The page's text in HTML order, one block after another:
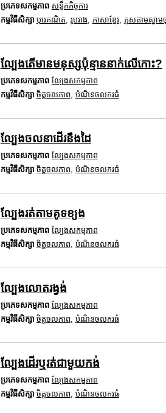
ប្រភេទសកម្មភាព សន្លឹកកិច្ចការ
កម្មវិធីសិក្សា បុរេគណិត រូបរាង ភាសាខ្មែរ, គូសតាមស្នាម
ល្បែងតើមានមនុស្សប៉ុន្មាននាក់លើកោះ?
ប្រភេទសកម្មភាព ល្បែងសកម្មភាព
កម្មវិធីសិក្សា ចិត្តចលភាព បំណិនចលករធំ
ល្បែងចលនាដើរនឹងដៃ
ប្រភេទសកម្មភាព ល្បែងសកម្មភាព
កម្មវិធីសិក្សា ចិត្តចលភាព បំណិនចលករធំ
ល្បែងរត់តាមគូទខ្យង
ប្រភេទសកម្មភាព ល្បែងសកម្មភាព
កម្មវិធីសិក្សា ចិត្តចលភាព បំណិនចលករធំ
ល្បែងលោតរង្វង់
ប្រភេទសកម្មភាព ល្បែងសកម្មភាព
កម្មវិធីសិក្សា ចិត្តចលភាព បំណិនចលករធំ
ល្បែងដើរឬរត់ជាមួយកង់
ប្រភេទសកម្មភាព ល្បែងសកម្មភាព
កម្មវិធីសិក្សា ចិត្តចលភាព បំណិនចលករធំ